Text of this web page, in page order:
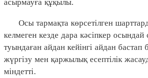
Осы тармақта көрсетілген
келмеген кезде дара кәсіпкер осындай
туындаған айдан кейінгі айдан бастап
жүргізу мен қаржылық есептілік
міндетті.